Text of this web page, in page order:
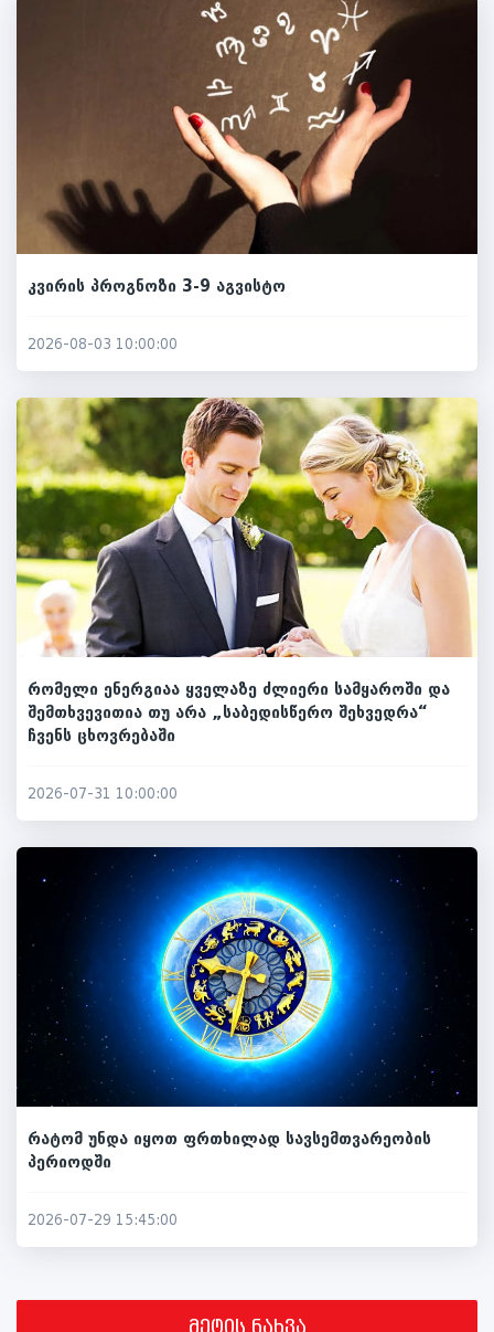
კვირის პროგნოზი 3-9 აგვისტო
2026-08-03 10:00:00
რომელი ენერგიაა ყველაზე ძლიერი სამყაროში და
შემთხვევითია თუ არა „საბედისწერო შეხვედრა“
ჩვენს ცხოვრებაში
2026-07-31 10:00:00
რატომ უნდა იყოთ ფრთხილად სავსემთვარეობის
პერიოდში
2026-07-29 15:45:00